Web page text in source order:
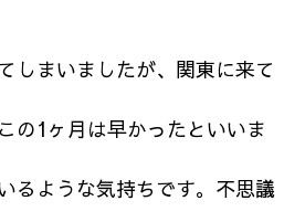
しまいましたが、関東に来て
の1ヶ月は早かったといいま
るような気持ちです。不思議